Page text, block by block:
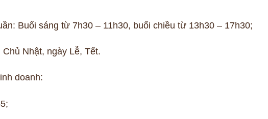
Buổi sáng từ 7h30 – 11h30, buổi chiều từ 13h30 – 17h30;
Nhật, ngày Lễ, Tết.
doanh: